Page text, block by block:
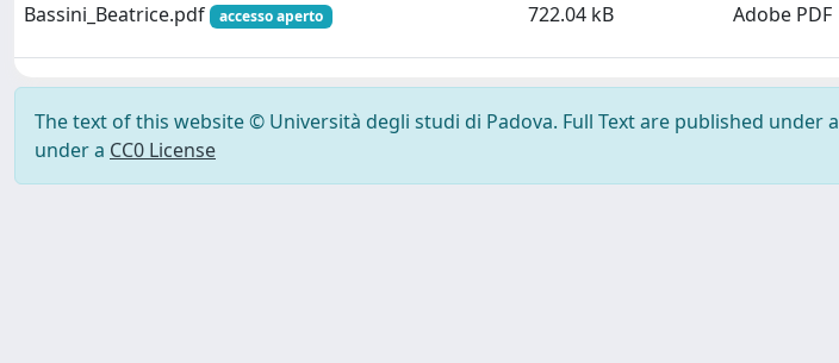
Bassini_Beatrice.pdf
accesso aperto 722.04 kB Adobe PDF
The text of this website © Università degli studi di Padova. Full Text are published under a
under a CC0 License